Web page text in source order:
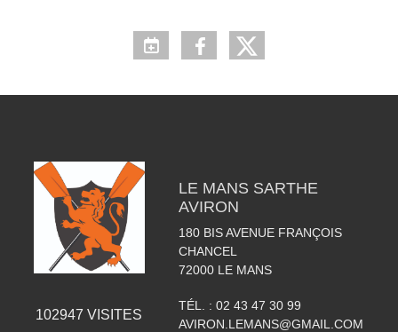
102947 VISITES
LE MANS SARTHE
AVIRON
180 BIS AVENUE FRANÇOIS
CHANCEL
72000 LE MANS
TÉL. : 02 43 47 30 99
AVIRON.LEMANS@GMAIL.COM